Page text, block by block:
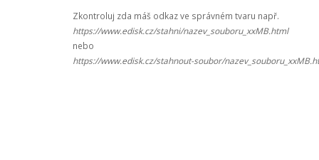
Zkontroluj zda máš odkaz ve správném tvaru např.
https://www.edisk.cz/stahni/nazev_souboru_xxMB.html
nebo
https://www.edisk.cz/stahnout-soubor/